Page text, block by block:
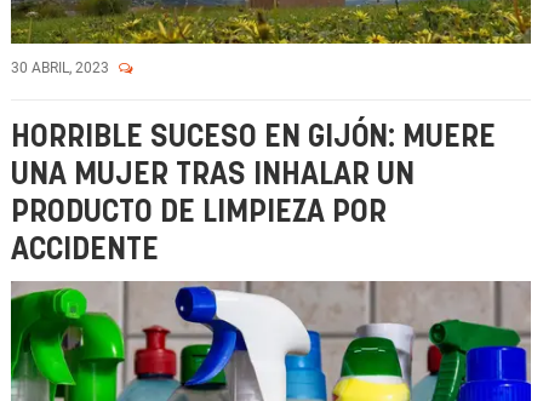
30 ABRIL, 2023
HORRIBLE SUCESO EN GIJÓN: MUERE
UNA MUJER TRAS INHALAR UN
PRODUCTO DE LIMPIEZA POR
ACCIDENTE